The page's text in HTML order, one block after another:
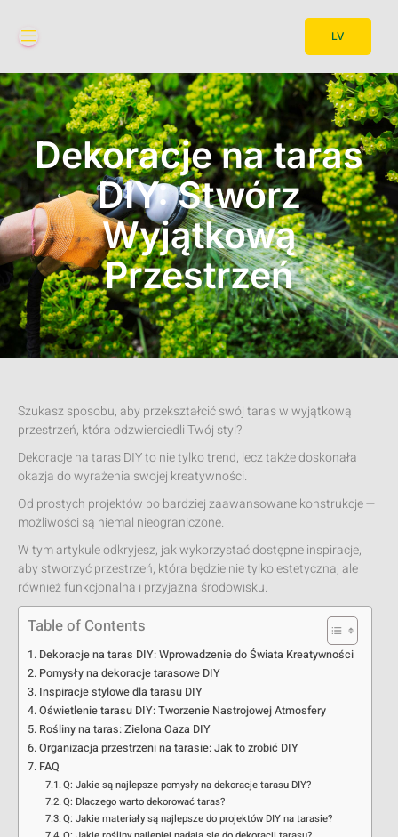
LV
Dekoracje na taras
DIY: Stwórz
Wyjątkową
Przestrzeń
Szukasz sposobu, aby przekształcić swój taras w wyjątkową
przestrzeń, która odzwierciedli Twój styl?
Dekoracje na taras DIY to nie tylko trend, lecz także doskonała
okazja do wyrażenia swojej kreatywności.
Od prostych projektów po bardziej zaawansowane konstrukcje —
możliwości są niemal nieograniczone.
W tym artykule odkryjesz, jak wykorzystać dostępne inspiracje,
aby stworzyć przestrzeń, która będzie nie tylko estetyczna, ale
również funkcjonalna i przyjazna środowisku.
Table of Contents
Dekoracje na taras DIY: Wprowadzenie do Świata Kreatywności
Pomysły na dekoracje tarasowe DIY
Inspiracje stylowe dla tarasu DIY
Oświetlenie tarasu DIY: Tworzenie Nastrojowej Atmosfery
Rośliny na taras: Zielona Oaza DIY
Organizacja przestrzeni na tarasie: Jak to zrobić DIY
FAQ
Q: Jakie są najlepsze pomysły na dekoracje tarasu DIY?
Q: Dlaczego warto dekorować taras?
Q: Jakie materiały są najlepsze do projektów DIY na tarasie?